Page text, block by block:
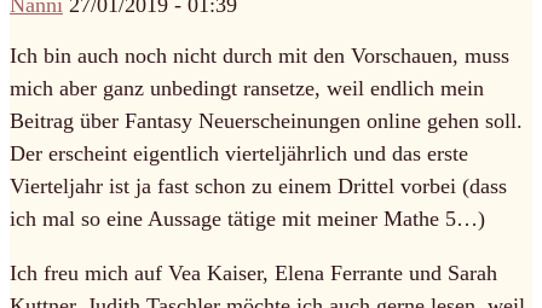
Ich bin auch noch nicht durch mit den Vorschauen, muss
mich aber ganz unbedingt ransetze, weil endlich mein
Beitrag über Fantasy Neuerscheinungen online gehen soll.
Der erscheint eigentlich vierteljährlich und das erste
Vierteljahr ist ja fast schon zu einem Drittel vorbei (dass
ich mal so eine Aussage tätige mit meiner Mathe 5…)
Ich freu mich auf Vea Kaiser, Elena Ferrante und Sarah